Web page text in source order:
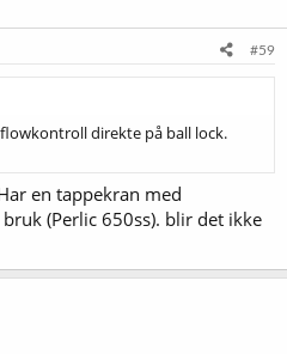
#59
direkte på ball lock.
en tappekran med
(Perlic 650ss). blir det ikke